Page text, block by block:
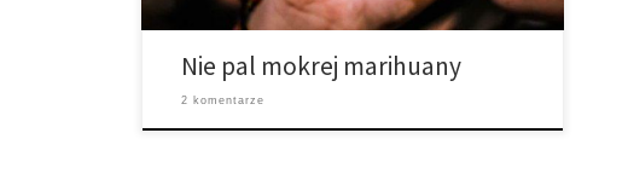
Nie pal mokrej marihuany
2 komentarze